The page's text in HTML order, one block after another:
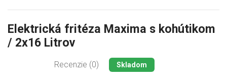
Elektrická fritéza Maxima s kohútikom
/ 2x16 Litrov
Recenzie (0) Skladom